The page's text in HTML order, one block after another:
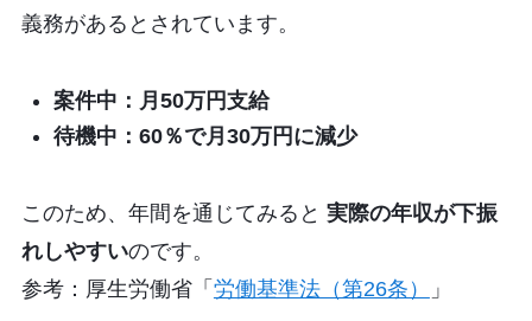
義務があるとされています。
案件中：月50万円支給
待機中：60％で月30万円に減少
このため、年間を通じてみると 実際の年収が下振
れしやすいのです。
参考：厚生労働省「 労働基準法（第26条） 」